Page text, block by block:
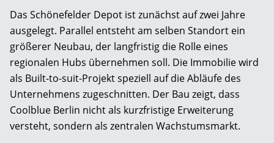
Das Schönefelder Depot ist zunächst auf zwei Jahre
ausgelegt. Parallel entsteht am selben Standort ein
größerer Neubau, der langfristig die Rolle eines
regionalen Hubs übernehmen soll. Die Immobilie wird
als Built-to-suit-Projekt speziell auf die Abläufe des
Unternehmens zugeschnitten. Der Bau zeigt, dass
Coolblue Berlin nicht als kurzfristige Erweiterung
versteht, sondern als zentralen Wachstumsmarkt.